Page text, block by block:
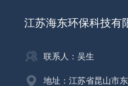
江苏海东环保科技有
联系人：吴生
地址：江苏省昆山市